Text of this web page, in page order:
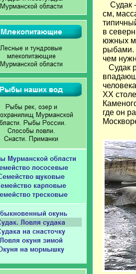
Судак
см,
в
южных
рыбами.
чем
Судак
XX
где он